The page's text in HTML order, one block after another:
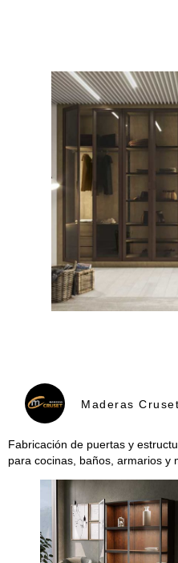
Maderas Cruset
Fabricación de puertas y
para cocinas, baños, armarios y